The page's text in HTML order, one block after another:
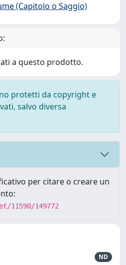
(Capitolo o Saggio)
a questo prodotto.
protetti da copyright e
salvo diversa
per citare o creare un
11590/149772
ND